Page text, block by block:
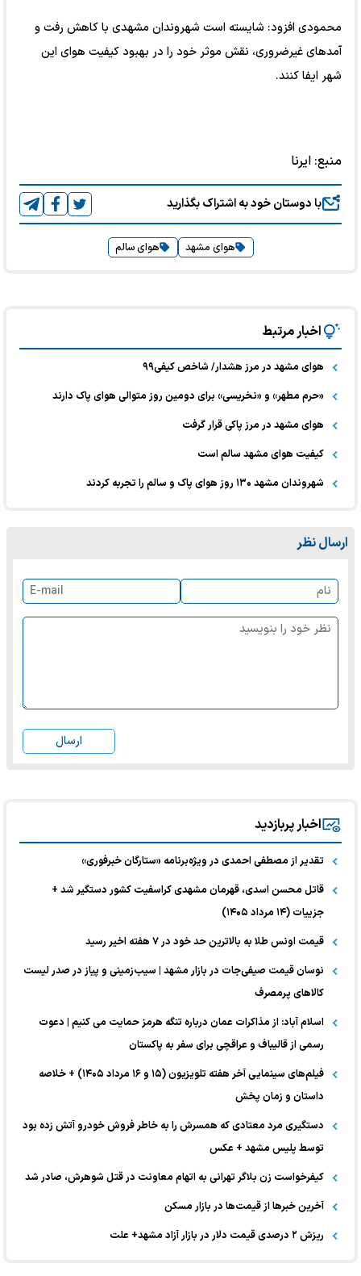
محمودی افزود: شایسته است شهروندان مشهدی با کاهش رفت و
آمد‌های غیرضروری، نقش موثر خود را در بهبود کیفیت هوای این
شهر ایفا کنند.
منبع: ایرنا
با دوستان خود به اشتراک بگذارید
هوای مشهد هوای سالم
اخبار مرتبط
هوای مشهد در مرز هشدار/ شاخص کیفی۹۹
«حرم مطهر» و «نخریسی» برای دومین روز متوالی هوای پاک دارند
هوای مشهد در مرز پاکی قرار گرفت
کیفیت هوای مشهد سالم است
شهروندان مشهد ۱۳۰ روز هوای پاک و سالم را تجربه کردند
ارسال نظر
ارسال
اخبار پربازدید
تقدیر از مصطفی احمدی در ویژه‌برنامه «ستارگان خبرفوری»
قاتل محسن اسدی، قهرمان مشهدی کراسفیت کشور دستگیر شد +
جزییات (۱۴ مرداد ۱۴۰۵)
قیمت اونس طلا به بالاترین حد خود در ۷ هفته اخیر رسید
نوسان قیمت صیفی‌جات در بازار مشهد | سیب‌زمینی و پیاز در صدر لیست
کالا‌های پرمصرف
اسلام آباد: از مذاکرات عمان درباره تنگه هرمز حمایت می کنیم | دعوت
رسمی از قالیباف و عراقچی برای سفر به پاکستان
فیلم‌های سینمایی آخر هفته تلویزیون (۱۵ و ۱۶ مرداد ۱۴۰۵) + خلاصه
داستان و زمان پخش
دستگیری مرد معتادی که همسرش را به خاطر فروش خودرو آتش زده بود
توسط پلیس مشهد + عکس
کیفرخواست زن بلاگر تهرانی به اتهام معاونت در قتل شوهرش، صادر شد
آخرین خبر‌ها از قیمت‌ها در بازار مسکن
ریزش ۲ درصدی قیمت دلار در بازار آزاد مشهد+ علت